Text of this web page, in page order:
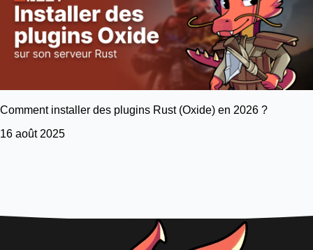
Comment installer des plugins Rust (Oxide) en 2026 ?
16 août 2025